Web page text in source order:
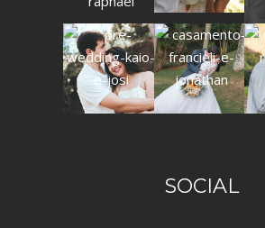
SOCIAL